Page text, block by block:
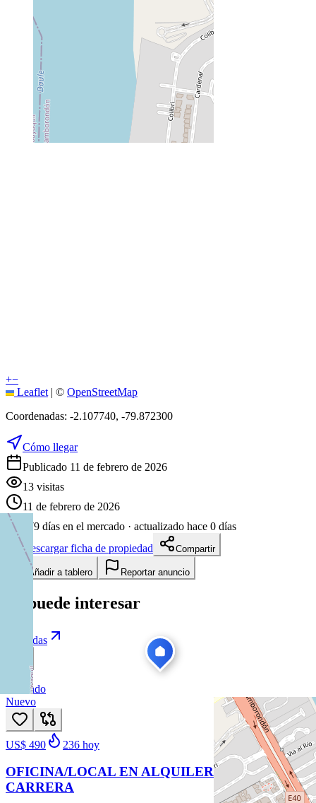
+−
Leaflet | © OpenStreetMap
Coordenadas: -2.107740, -79.872300
Cómo llegar
Publicado 11 de febrero de 2026
13 visitas
11 de febrero de 2026
179 días en el mercado · actualizado hace 0 días
Descargar ficha de propiedad
Compartir
Añadir a tablero Reportar anuncio
Te puede interesar
Ver todas
Arriendo
Nuevo
US$ 490 236 hoy
OFICINA/LOCAL EN ALQUILER - LEOPOLDO
CARRERA